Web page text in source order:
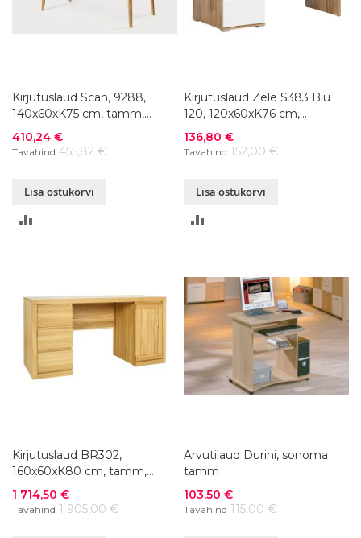
Kirjutuslaud Scan, 9288,
140x60xK75 cm, tamm,
õlitatud
Soodushind
410,24 €
Tavahind 455,82 €
Lisa ostukorvi
Kirjutuslaud Zele S383 Biu
120, 120x60xK76 cm,
värvivalik
Soodushind
136,80 €
Tavahind 152,00 €
Lisa ostukorvi
Kirjutuslaud BR302,
160x60xK80 cm, tamm,
värvivalik
Soodushind
1 714,50 €
Tavahind 1 905,00 €
Arvutilaud Durini, sonoma
tamm
Soodushind
103,50 €
Tavahind 115,00 €